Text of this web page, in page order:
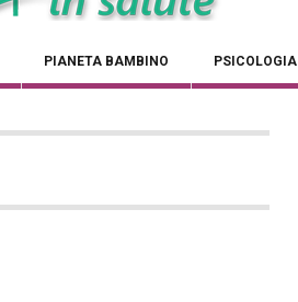
PIANETA BAMBINO PSICOLOGIA